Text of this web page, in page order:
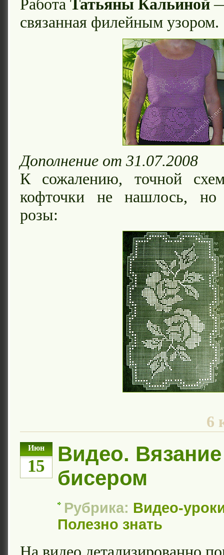
Работа Татьяны Кальиной
связанная филейным узором.
Дополнение от 31.07.2008
К сожалению, точной
кофточки не нашлось, но
розы:
6
Июн
15
Видео.
бисером
Рубрика: Видео-
Полезно знать